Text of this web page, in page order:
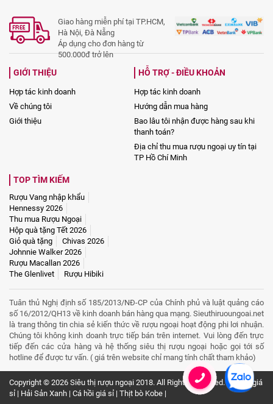
Giao hàng miễn phí tại TP.HCM,
Hà Nội, Đà Nẵng
Áp dụng cho đơn hàng từ
500.000đ trở lên
GIỚI THIỆU
Hợp tác kinh doanh
Về chúng tôi
Giới thiệu
HỖ TRỢ - ĐIỀU KHOẢN
Hợp tác kinh doanh
Hướng dẫn mua hàng
Bao lâu tôi nhận được hàng sau khi
thanh toán?
Địa chỉ thu mua rượu ngoại uy tín tại
TP Hồ Chí Minh
TOP TÌM KIẾM
Rượu Vang nhập khẩu
Hennessy 2026
Thu mua Rượu Ngoại
Hộp quà tặng Tết 2026
Giỏ quà tặng
Chivas 2026
Johnnie Walker 2026
Rượu Macallan 2026
The Glenlivet
Rượu Hibiki
Tuân thủ Nghị định số 185/2013/NĐ-CP của Chính phủ và luật quảng cáo
số 16/2012/QH13 về kinh doanh bán hàng qua mạng. Sieuthiruoungoai.net
là trang thông tin chia sẻ kiến thức về rượu ngoại hoạt động phi lơi nhuận.
Chúng tôi không kinh doanh trực tiếp bán trên internet. Vui lòng đến trực
tiếp đến các cửa hàng và hệ thống siêu thị rượu ngoại hoặc gọi tới số
hotline để được tư vấn. ( giá trên website chỉ mang tính chất tham khảo)
Copyright © 2026 Siêu thị rượu ngoại 2018. All Rights Reserved.Thịt bò giá
sỉ | Hải Sản Xanh | Cá hồi giá sỉ | Thịt bò Kobe |